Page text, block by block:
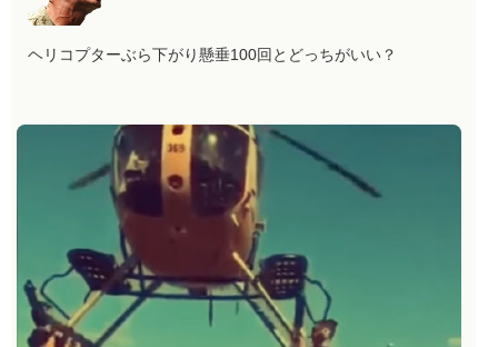
ヘリコプターぶら下がり懸垂100回とどっちがいい？